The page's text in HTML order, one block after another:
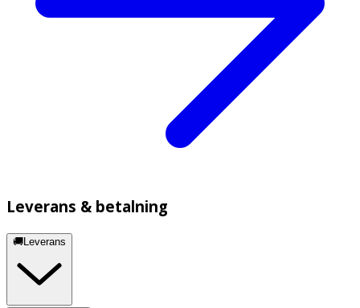
Leverans & betalning
🚚Leverans